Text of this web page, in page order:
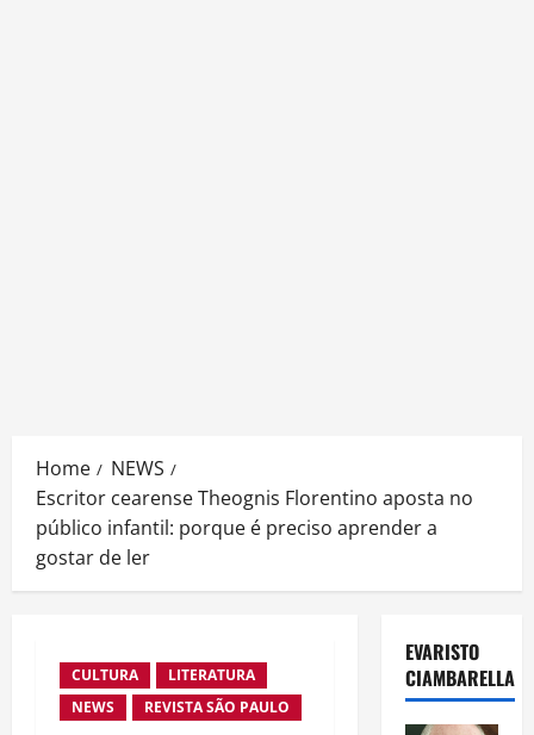
Home
NEWS
Escritor cearense Theognis Florentino aposta no
público infantil: porque é preciso aprender a
gostar de ler
CULTURA
LITERATURA
NEWS
REVISTA SÃO PAULO
EVARISTO
CIAMBARELLA